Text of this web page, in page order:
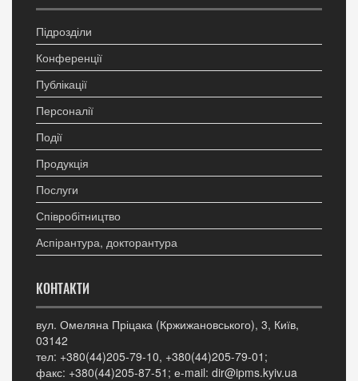
Підрозділи
Конференції
Публікації
Персоналії
Події
Продукція
Послуги
Співробітництво
Аспірантура, докторантура
КОНТАКТИ
вул. Омеляна Пріцака (Кржижановського), 3, Київ,
03142
тел: +380(44)205-79-10, +380(44)205-79-01;
факс: +380(44)205-87-51; е-mail: dir@ipms.kyiv.ua